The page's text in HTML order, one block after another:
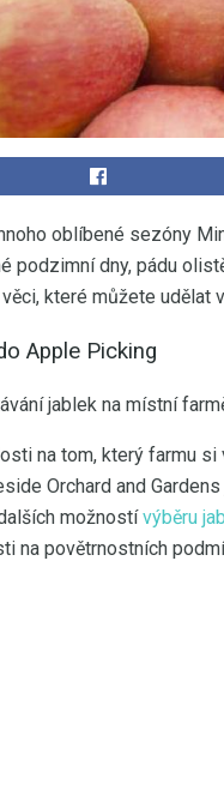
oblíbené sezóny
podzimní dny, pádu
které můžete udělat
Apple Picking
jablek na místní
na tom, který farmu si
Orchard and
možnostívýběru
na povětrnostních